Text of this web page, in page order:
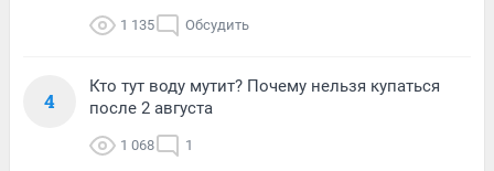
1 135 Обсудить
4
Кто тут воду мутит? Почему нельзя купаться
после 2 августа
1 068 1